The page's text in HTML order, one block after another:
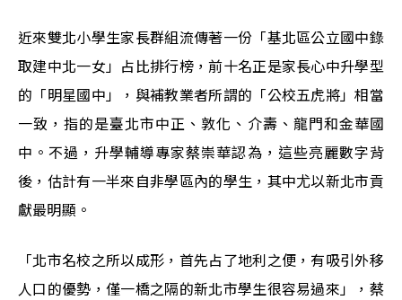
近來雙北小學生家長群組流傳著一份「基北區公立國中錄
取建中北一女」占比排行榜，前十名正是家長心中升學型
的「明星國中」，與補教業者所謂的「公校五虎將」相當
一致，指的是臺北市中正、敦化、介壽、龍門和金華國
中。不過，升學輔導專家蔡崇華認為，這些亮麗數字背
後，估計有一半來自非學區內的學生，其中尤以新北市貢
獻最明顯。
「北市名校之所以成形，首先占了地利之便，有吸引外移
人口的優勢，僅一橋之隔的新北市學生很容易過來」，蔡